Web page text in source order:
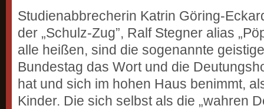
Studienabbrecherin Katrin Göring-
der „Schulz-Zug”, Ralf Stegner alias
alle heißen, sind die sogenannte
Bundestag das Wort und die
hat und sich im hohen Haus benimmt,
Kinder. Die sich selbst als die „wahren